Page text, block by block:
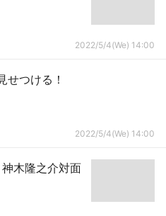
2022/5/4(We) 14:00
せつける！
2022/5/4(We) 14:00
神木隆之介対面